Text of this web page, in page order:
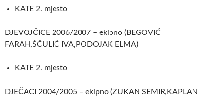
KATE 2. mjesto
DJEVOJČICE 2006/2007 – ekipno (BEGOVIĆ
FARAH,ŠČULIĆ IVA,PODOJAK ELMA)
KATE 2. mjesto
DJEČACI 2004/2005 – ekipno (ZUKAN SEMIR,KAPLAN